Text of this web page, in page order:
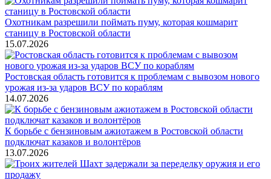
Охотникам разрешили поймать пуму, которая кошмарит
станицу в Ростовской области
15.07.2026
Ростовская область готовится к проблемам с вывозом нового
урожая из-за ударов ВСУ по кораблям
14.07.2026
К борьбе с бензиновым ажиотажем в Ростовской области
подключат казаков и волонтёров
13.07.2026